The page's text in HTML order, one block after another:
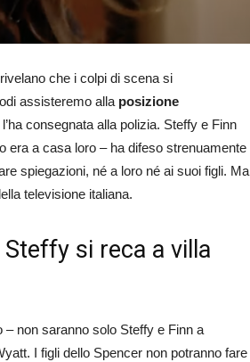
che i colpi di scena si
assisteremo alla posizione
consegnata alla polizia. Steffy e Finn
era a casa loro – ha difeso strenuamente
spiegazioni, né a loro né ai suoi figli. Ma
televisione italiana.
si reca a villa
– non saranno solo Steffy e Finn a
I figli dello Spencer non potranno fare